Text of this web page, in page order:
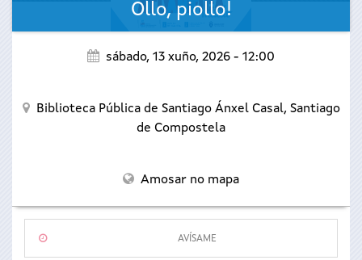
Ollo, piollo!
sábado, 13 xuño, 2026 - 12:00
Biblioteca Pública de Santiago Ánxel Casal, Santiago
de Compostela
Amosar no mapa
AVÍSAME